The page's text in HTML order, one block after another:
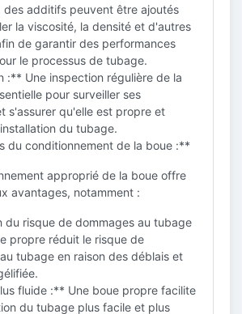
des additifs peuvent être ajoutés
la viscosité, la densité et d'autres
de garantir des performances
le processus de tubage.
:** Une inspection régulière de la
pour surveiller ses
s'assurer qu'elle est propre et
du tubage.
du conditionnement de la boue :**
approprié de la boue offre
avantages, notamment :
du risque de dommages au tubage
propre réduit le risque de
tubage en raison des déblais et
fluide :** Une boue propre facilite
du tubage plus facile et plus